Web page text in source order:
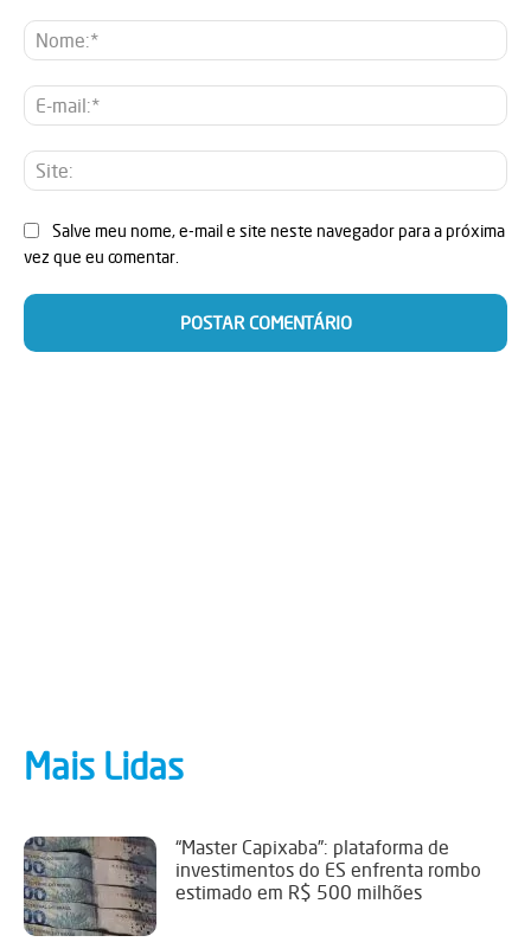
E-
Salve meu nome, e-mail e site neste navegador para a próxima
vez que eu comentar.
Mais Lidas
“Master Capixaba”: plataforma de
investimentos do ES enfrenta rombo
estimado em R$ 500 milhões